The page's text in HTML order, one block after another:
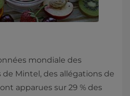
mondiale des
Mintel, des allégations de
apparues sur 29 % des